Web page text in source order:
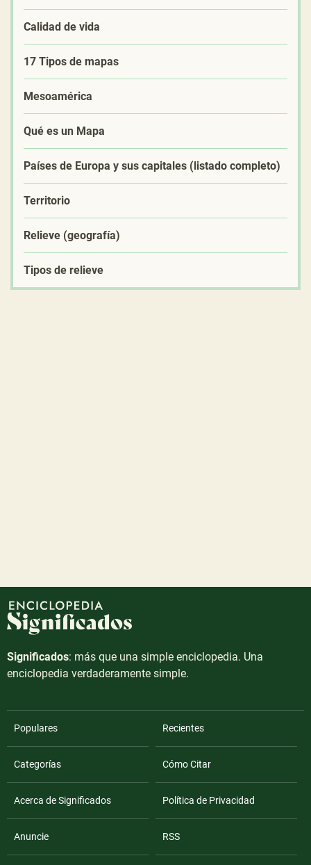
Calidad de vida
17 Tipos de mapas
Mesoamérica
Qué es un Mapa
Países de Europa y sus capitales (listado completo)
Territorio
Relieve (geografía)
Tipos de relieve
Significados: más que una simple enciclopedia. Una
enciclopedia verdaderamente simple.
Populares Recientes
Categorías Cómo Citar
Acerca de Significados Política de Privacidad
Anuncie RSS